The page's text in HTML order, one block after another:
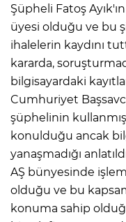
Şüpheli Fatoş
üyesi olduğu ve bu
ihalelerin kaydını
kararda,
bilgisayardaki
Cumhuriyet
şüphelinin
konulduğu ancak
yanaşmadığı
AŞ bünyesinde
olduğu ve bu
konuma sahip